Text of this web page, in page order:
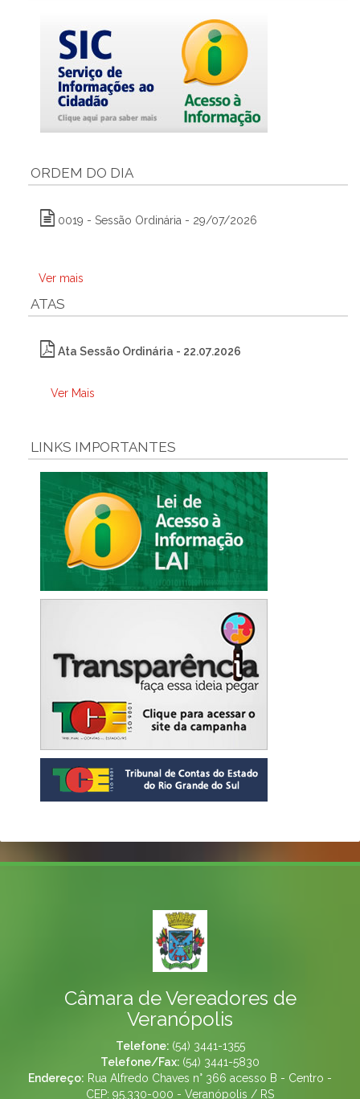
ORDEM DO DIA
0019 - Sessão Ordinária - 29/07/2026
Ver mais
ATAS
Ata Sessão Ordinária - 22.07.2026
Ver Mais
LINKS IMPORTANTES
Câmara de Vereadores de
Veranópolis
Telefone: (54) 3441-1355
Telefone/Fax: (54) 3441-5830
Endereço: Rua Alfredo Chaves n° 366 acesso B - Centro -
CEP: 95.330-000 - Veranópolis / RS